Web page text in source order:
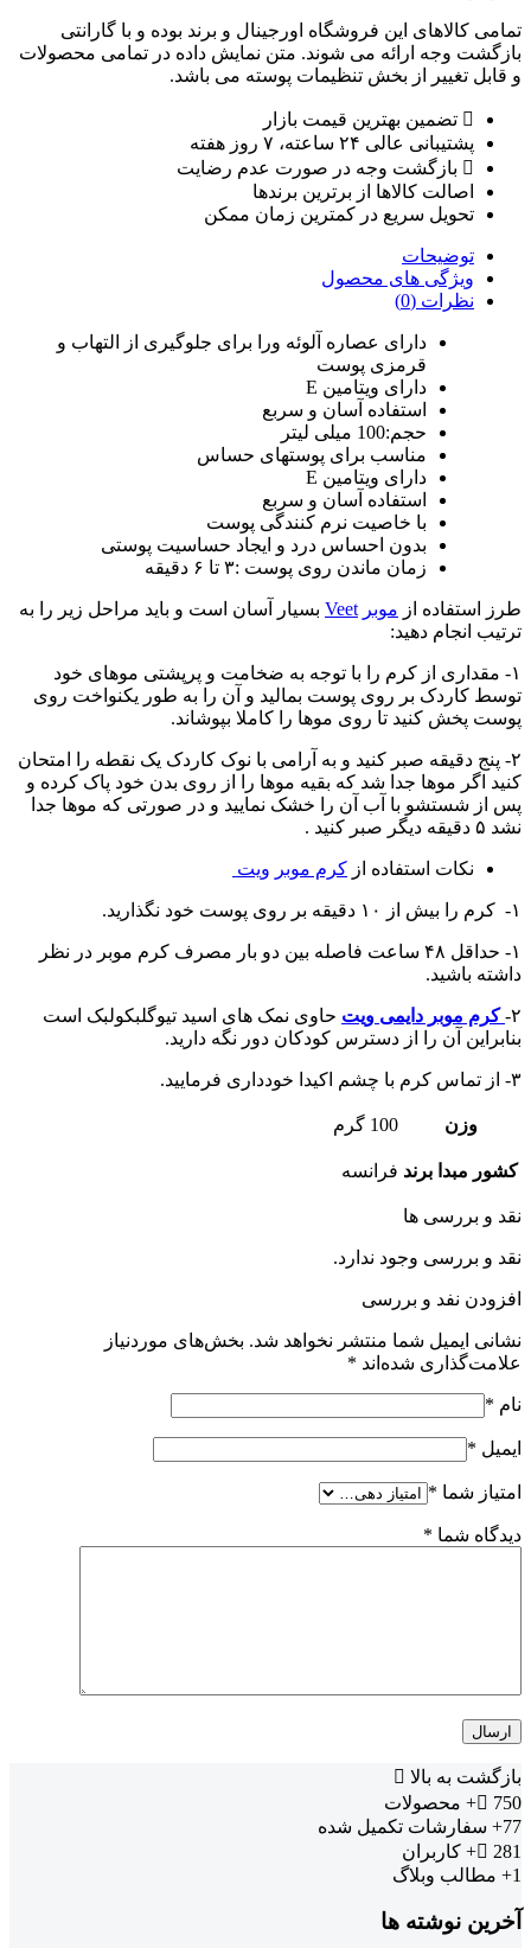
تمامی کالاهای این فروشگاه اورجینال و برند بوده و با گارانتی
بازگشت وجه ارائه می شوند. متن نمایش داده در تمامی محصولات
و قابل تغییر از بخش تنظیمات پوسته می باشد.
تضمین بهترین قیمت بازار
پشتیبانی عالی ۲۴ ساعته، ۷ روز هفته
بازگشت وجه در صورت عدم رضایت
اصالت کالاها از برترین برندها
تحویل سریع در کمترین زمان ممکن
توضیحات
ویژگی های محصول
نظرات (0)
دارای عصاره آلوئه ورا برای جلوگیری از التهاب و
قرمزی پوست
دارای ویتامین E
استفاده آسان و سربع
حجم:100 میلی لیتر
مناسب برای پوستهای حساس
دارای ویتامین E
استفاده آسان و سربع
با خاصیت نرم کنندگی پوست
بدون احساس درد و ایجاد حساسیت پوستی
زمان ماندن روی پوست :۳ تا ۶ دقیقه
طرز استفاده از موبر Veet بسیار آسان است و باید مراحل زیر را به
ترتیب انجام دهید:
۱- مقداری از کرم را با توجه به ضخامت و پرپشتی موهای خود
توسط کاردک بر روی پوست بمالید و آن را به طور یکنواخت روی
پوست پخش کنید تا روی موها را کاملا بپوشاند.
۲- پنج دقیقه صبر کنید و به آرامی با نوک کاردک یک نقطه را امتحان
کنید اگر موها جدا شد که بقیه موها را از روی بدن خود پاک کرده و
پس از شستشو با آب آن را خشک نمایید و در صورتی که موها جدا
نشد ۵ دقیقه دیگر صبر کنید .
نکات استفاده از کرم موبر ویت
۱- کرم را بیش از ۱۰ دقیقه بر روی پوست خود نگذارید.
۱- حداقل ۴۸ ساعت فاصله بین دو بار مصرف کرم موبر در نظر
داشته باشید.
۲- کرم موبر دایمی ویت حاوی نمک های اسید تیوگلبکولبک است
بنابراین آن را از دسترس کودکان دور نگه دارید.
۳- از تماس کرم با چشم اکیدا خودداری فرمایید.
وزن 100 گرم
کشور مبدا برند فرانسه
نقد و بررسی ها
نقد و بررسی وجود ندارد.
افزودن نفد و بررسی
نشانی ایمیل شما منتشر نخواهد شد. بخش‌های موردنیاز
علامت‌گذاری شده‌اند *
نام *
ایمیل *
امتیاز شما *
دیدگاه شما *
بازگشت به بالا
750+
محصولات
77+
سفارشات تکمیل شده
281+
کاربران
1+
مطالب وبلاگ
آخرین نوشته ها